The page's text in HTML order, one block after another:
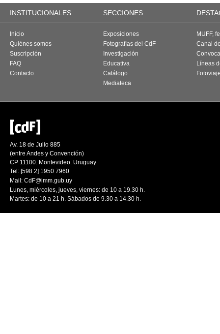
INSTITUCIONALES SECCIONES
Inicio
Quiénes somos
Suscripción
FAQ
Contacto
Exposiciones
Fotografías del CdF
Investigación
Educativa
Catálogo
Mediateca
MUFF,
Canal
Líneas
Av. 18 de Julio 885
(entre Andes y Convención)
CP 11100. Montevideo. Uruguay
Tel: [598 2] 1950 7960
Mail: CdF@imm.gub.uy
Lunes, miércoles, jueves, viernes: de 10 a 19.30 h.
Martes: de 10 a 21 h. Sábados de 9.30 a 14.30 h.